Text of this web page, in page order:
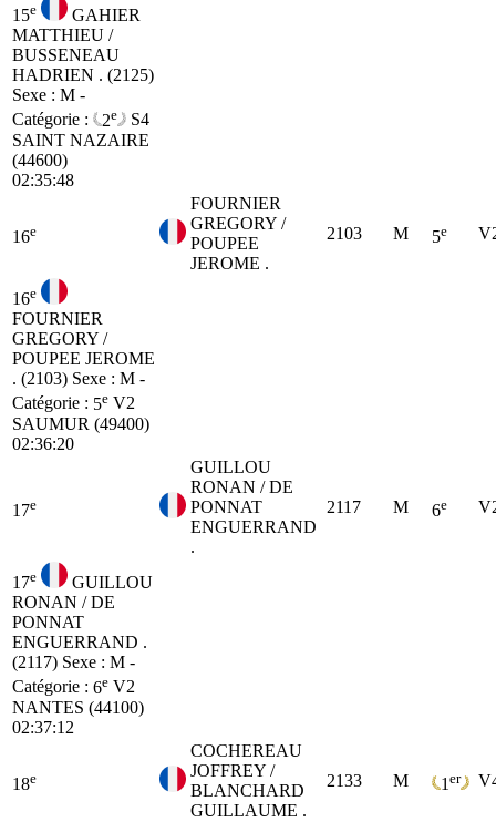
15e
GAHIER
MATTHIEU /
BUSSENEAU
HADRIEN . (2125)
Sexe : M -
Catégorie :
2e
S4
SAINT NAZAIRE
(44600)
02:35:48
16e
FOURNIER
GREGORY /
POUPEE
JEROME .
2103 M 5e
16e
FOURNIER
GREGORY /
POUPEE JEROME
. (2103) Sexe : M -
Catégorie : 5e V2
SAUMUR (49400)
02:36:20
17e
GUILLOU
RONAN / DE
PONNAT
ENGUERRAND
.
2117 M 6e
17e
GUILLOU
RONAN / DE
PONNAT
ENGUERRAND .
(2117) Sexe : M -
Catégorie : 6e V2
NANTES (44100)
02:37:12
18e
COCHEREAU
JOFFREY /
BLANCHARD
GUILLAUME .
2133 M 1 er